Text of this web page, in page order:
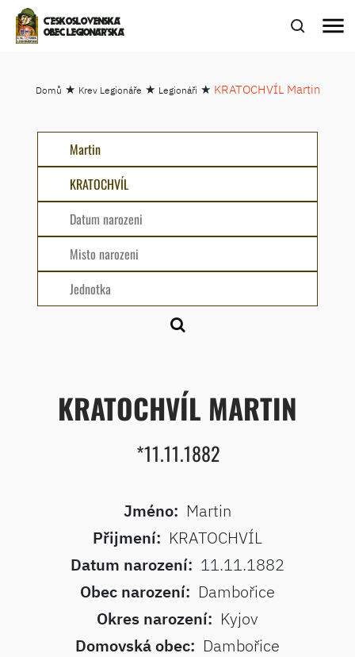
ČESKOSLOVENSKÁ
OBEC LEGIONÁŘSKÁ
menu
Domů ★ Krev Legionáře ★ Legionáři ★ KRATOCHVÍL Martin
KRATOCHVÍL MARTIN
*11.11.1882
Jméno: Martin
Přijmení: KRATOCHVÍL
Datum narození: 11.11.1882
Obec narození: Dambořice
Okres narození: Kyjov
Domovská obec: Dambořice